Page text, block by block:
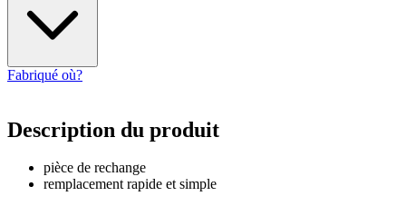
Fabriqué où?
Description du produit
pièce de rechange
remplacement rapide et simple